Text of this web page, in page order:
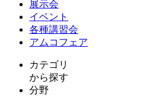
展示会
イベント
各種講習会
アムコフェア
カテゴリ
から探す
分野